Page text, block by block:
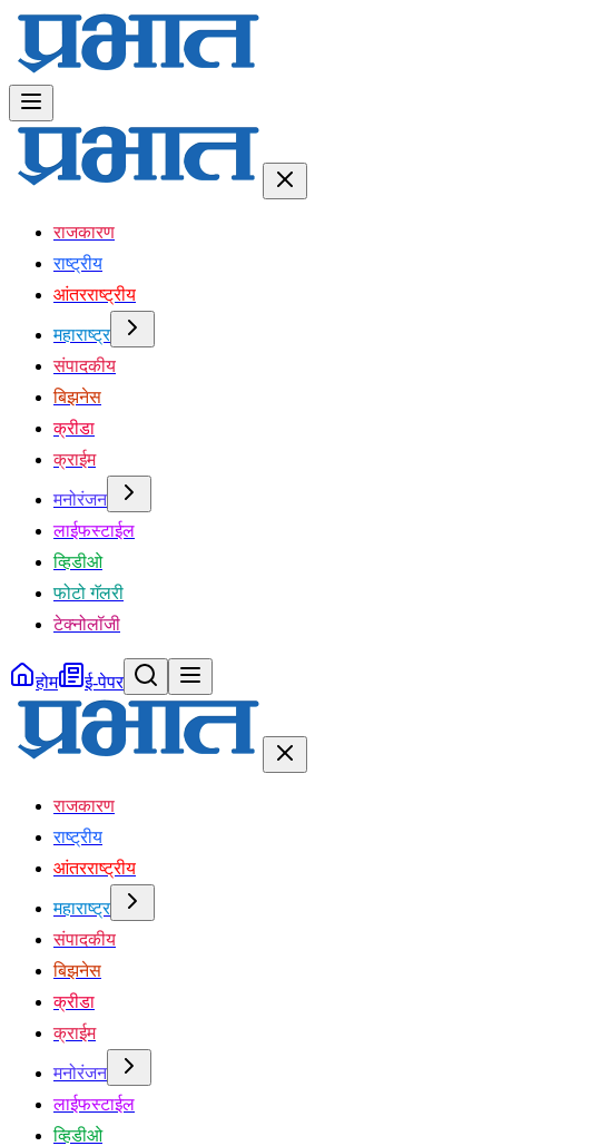
राजकारण
राष्ट्रीय
आंतरराष्ट्रीय
महाराष्ट्र
संपादकीय
बिझनेस
क्रीडा
क्राईम
मनोरंजन
लाईफस्टाईल
व्हिडीओ
फोटो गॅलरी
टेक्नोलॉजी
होम ई-पेपर
राजकारण
राष्ट्रीय
आंतरराष्ट्रीय
महाराष्ट्र
संपादकीय
बिझनेस
क्रीडा
क्राईम
मनोरंजन
लाईफस्टाईल
व्हिडीओ